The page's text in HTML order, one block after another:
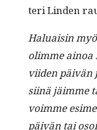
teri Lin­den
Halu­aisin
olimme ain­oa
viiden päivän
siinä jäimme
voimme
päivän tai